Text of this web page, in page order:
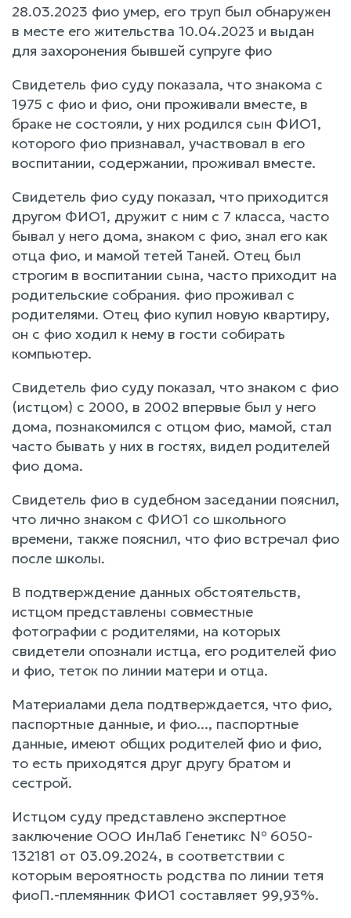
28.03.2023 фио умер, его труп был обнаружен
в месте его жительства 10.04.2023 и выдан
для захоронения бывшей супруге фио
Свидетель фио суду показала, что знакома с
1975 с фио и фио, они проживали вместе, в
браке не состояли, у них родился сын ФИО1,
которого фио признавал, участвовал в его
воспитании, содержании, проживал вместе.
Свидетель фио суду показал, что приходится
другом ФИО1, дружит с ним с 7 класса, часто
бывал у него дома, знаком с фио, знал его как
отца фио, и мамой тетей Таней. Отец был
строгим в воспитании сына, часто приходит на
родительские собрания. фио проживал с
родителями. Отец фио купил новую квартиру,
он с фио ходил к нему в гости собирать
компьютер.
Свидетель фио суду показал, что знаком с фио
(истцом) с 2000, в 2002 впервые был у него
дома, познакомился с отцом фио, мамой, стал
часто бывать у них в гостях, видел родителей
фио дома.
Свидетель фио в судебном заседании пояснил,
что лично знаком с ФИО1 со школьного
времени, также пояснил, что фио встречал фио
после школы.
В подтверждение данных обстоятельств,
истцом представлены совместные
фотографии с родителями, на которых
свидетели опознали истца, его родителей фио
и фио, теток по линии матери и отца.
Материалами дела подтверждается, что фио,
паспортные данные, и фио..., паспортные
данные, имеют общих родителей фио и фио,
то есть приходятся друг другу братом и
сестрой.
Истцом суду представлено экспертное
заключение ООО ИнЛаб Генетикс № 6050-
132181 от 03.09.2024, в соответствии с
которым вероятность родства по линии тетя
фиоП.-племянник ФИО1 составляет 99,93%.